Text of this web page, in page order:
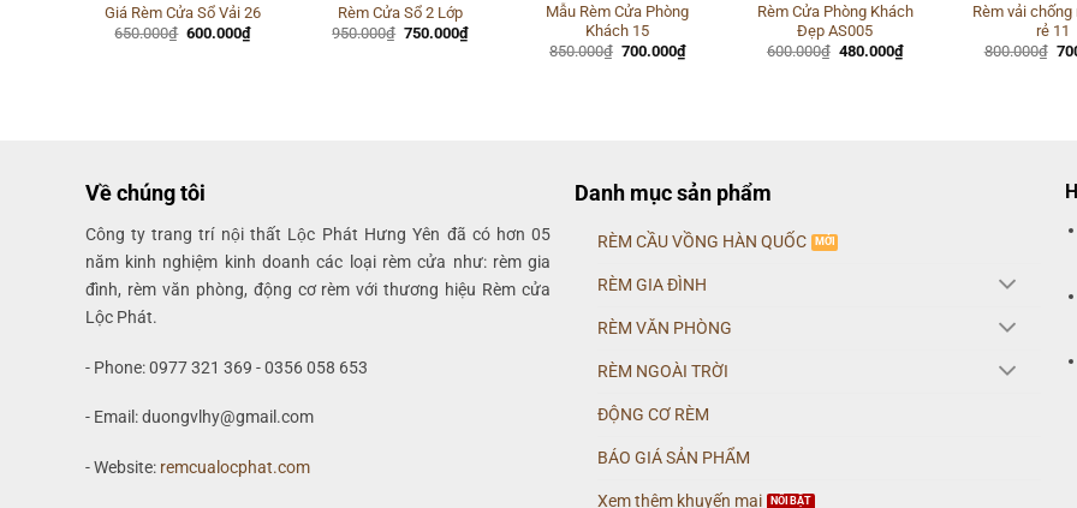
Giá Rèm Cửa Sổ Vải 26
650.000₫ Giá
600.000₫Giá
Rèm Cửa Sổ 2 Lớp
950.000₫ Giá
750.000₫Giá
Mẫu Rèm Cửa Phòng
Khách 15
850.000₫ Giá
700.000₫Giá
hiện
Rèm Cửa Phòng Khách
Đẹp AS005
600.000₫ Giá
480.000₫Giá
hiện
Rèm vải chống
rẻ 11
800.000₫ Giá
Về chúng tôi
Công ty trang trí nội thất Lộc Phát Hưng Yên đã có hơn 05
năm kinh nghiệm kinh doanh các loại rèm cửa như: rèm gia
đình, rèm văn phòng, động cơ rèm với thương hiệu Rèm cửa
Lộc Phát.
- Phone: 0977 321 369 - 0356 058 653
- Email: duongvlhy@gmail.com
- Website: remcualocphat.com
Danh mục sản phẩm
RÈM CẦU VỒNG HÀN QUỐC
RÈM GIA ĐÌNH
RÈM VĂN PHÒNG
RÈM NGOÀI TRỜI
ĐỘNG CƠ RÈM
BÁO GIÁ SẢN PHẨM
Xem thêm khuyến mại